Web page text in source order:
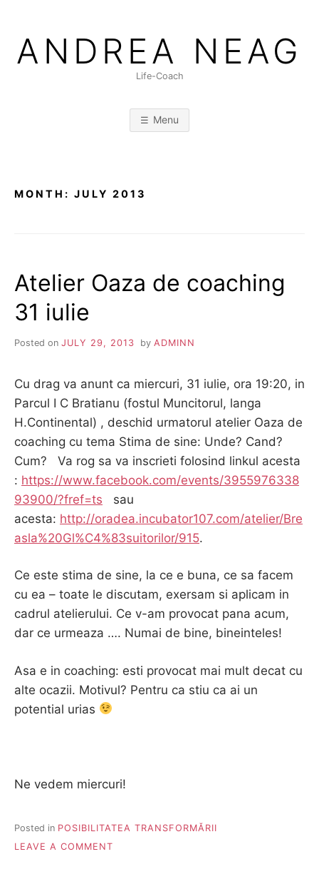
contentANDREA NEAG
Life-Coach
Menu
MONTH: JULY 2013
Atelier Oaza de coaching
31 iulie
Posted on JULY 29, 2013 by ADMINN
Cu drag va anunt ca miercuri, 31 iulie, ora 19:20, in
Parcul I C Bratianu (fostul Muncitorul, langa
H.Continental) , deschid urmatorul atelier Oaza de
coaching cu tema Stima de sine: Unde? Cand?
Cum? Va rog sa va inscrieti folosind linkul acesta
: https://www.facebook.com/events/3955976338
93900/?fref=ts sau
acesta: http://oradea.incubator107.com/atelier/Bre
asla%20Gl%C4%83suitorilor/915.
Ce este stima de sine, la ce e buna, ce sa facem
cu ea – toate le discutam, exersam si aplicam in
cadrul atelierului. Ce v-am provocat pana acum,
dar ce urmeaza …. Numai de bine, bineinteles!
Asa e in coaching: esti provocat mai mult decat cu
alte ocazii. Motivul? Pentru ca stiu ca ai un
potential urias
Ne vedem miercuri!
Posted in POSIBILITATEA TRANSFORMĂRII
LEAVE A COMMENT